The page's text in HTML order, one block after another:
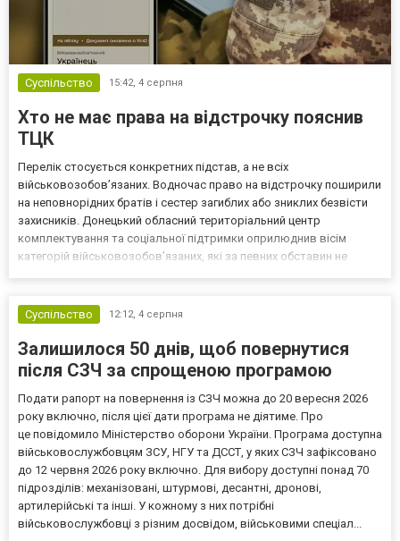
Суспільство 15:42, 4 серпня
Хто не має права на відстрочку пояснив
ТЦК
Перелік стосується конкретних підстав, а не всіх
військовозобов’язаних. Водночас право на відстрочку поширили
на неповнорідних братів і сестер загиблих або зниклих безвісти
захисників. Донецький обласний територіальний центр
комплектування та соціальної підтримки оприлюднив вісім
категорій військовозобов’язаних, які за певних обставин не
Суспільство
12:12, 4 серпня
Залишилося 50 днів, щоб повернутися
після СЗЧ за спрощеною програмою
Подати рапорт на повернення із СЗЧ можна до 20 вересня 2026
року включно, після цієї дати програма не діятиме. Про
це повідомило Міністерство оборони України. Програма доступна
військовослужбовцям ЗСУ, НГУ та ДССТ, у яких СЗЧ зафіксовано
до 12 червня 2026 року включно. Для вибору доступні понад 70
підрозділів: механізовані, штурмові, десантні, дронові,
артилерійські та інші. У кожному з них потрібні
військовослужбовці з різним досвідом, військовими спеціал...